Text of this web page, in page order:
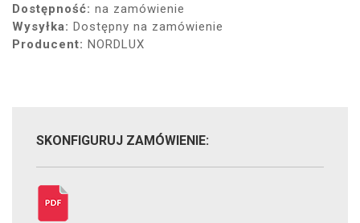
Dostępność: na zamówienie
Wysyłka: Dostępny na zamówienie
Producent: NORDLUX
SKONFIGURUJ ZAMÓWIENIE: